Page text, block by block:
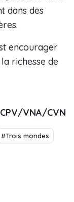
dans des
encourager
richesse de
CPV/VNA/CVN
#Trois mondes